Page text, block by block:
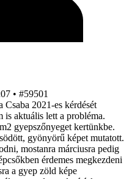
• #59501
2021-es kérdését
is aktuális lett a probléma.
gyepszőnyeget kertünkbe.
gyönyörű képet mutatott.
mostanra márciusra pedig
érdemes megkezdeni
a gyep zöld képe